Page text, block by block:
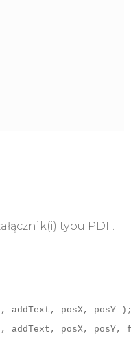
typu PDF.
addText, posX, posY
addText, posX,